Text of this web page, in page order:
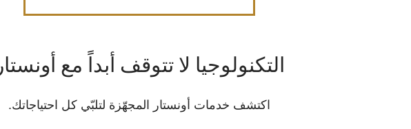
التكنولوجيا لا تتوقف أبداً مع أونستار
اكتشف خدمات أونستار المجهّزة لتلبّي كل احتياجاتك.